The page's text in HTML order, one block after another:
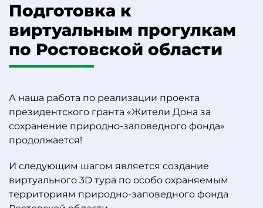
Подготовка к
виртуальным прогулкам
по Ростовской области
А наша работа по реализации проекта
президентского гранта «Жители Дона за
сохранение природно-заповедного фонда»
продолжается!
И следующим шагом является создание
виртуального 3D тура по особо охраняемым
территориям природно-заповедного фонда